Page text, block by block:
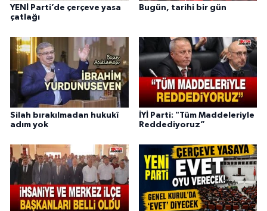
YENİ Parti’de çerçeve yasa
çatlağı
Bugün, tarihi bir gün
Silah bırakılmadan hukukî
adım yok
İYİ Parti: "Tüm Maddeleriyle
Reddediyoruz”